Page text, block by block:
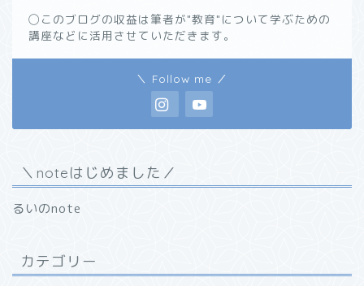
◯このブログの収益は筆者が"教育"について学ぶための
講座などに活用させていただきます。
＼ Follow me ／
＼noteはじめました／
るいのnote
カテゴリー